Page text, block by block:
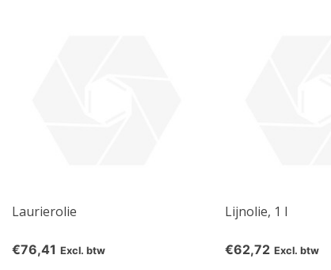
Laurierolie
€76,41 Excl. btw
Lijnolie, 1 l
€62,72 Excl. btw